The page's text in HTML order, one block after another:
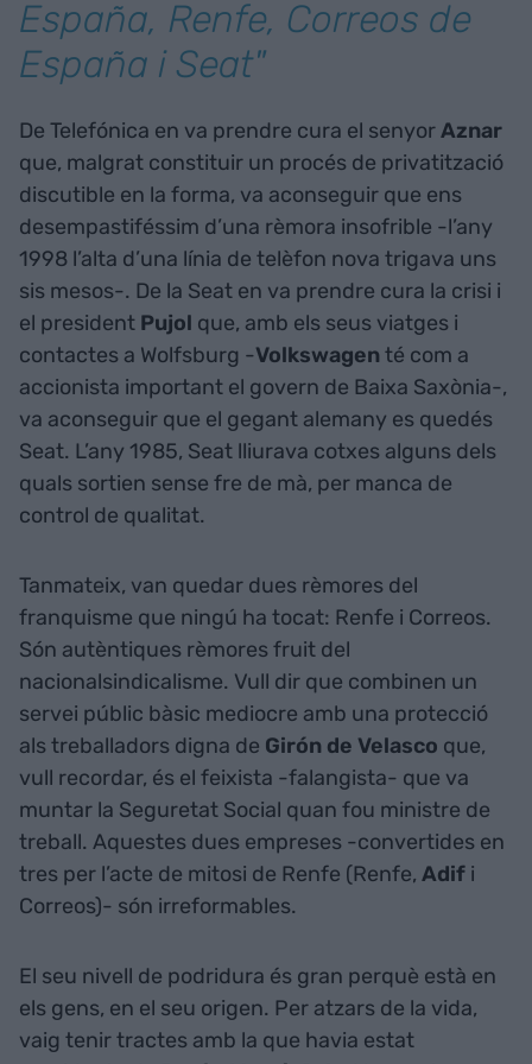
España, Renfe, Correos de
España i Seat"
De Telefónica en va prendre cura el senyorAznar
que, malgrat constituir un procés de privatització
discutible en la forma, va aconseguir que ens
desempastiféssim d’una rèmora insofrible -l’any
1998 l’alta d’una línia de telèfon nova trigava uns
sis mesos-. De la Seat en va prendre cura la crisi i
el president Pujol que, amb els seus viatges i
contactes a Wolfsburg -Volkswagen té com a
accionista important el govern de Baixa Saxònia-,
va aconseguir que el gegant alemany es quedés
Seat. L’any 1985, Seat lliurava cotxes alguns dels
quals sortien sense fre de mà, per manca de
control de qualitat.
Tanmateix, van quedar dues rèmores del
franquisme que ningú ha tocat: Renfe i Correos.
Són autèntiques rèmores fruit del
nacionalsindicalisme. Vull dir que combinen un
servei públic bàsic mediocre amb una protecció
als treballadors digna de Girón de Velasco que,
vull recordar, és el feixista -falangista- que va
muntar la Seguretat Social quan fou ministre de
treball. Aquestes dues empreses -convertides en
tres per l’acte de mitosi de Renfe (Renfe, Adif i
Correos)- són irreformables.
El seu nivell de podridura és gran perquè està en
els gens, en el seu origen. Per atzars de la vida,
vaig tenir tractes amb la que havia estat